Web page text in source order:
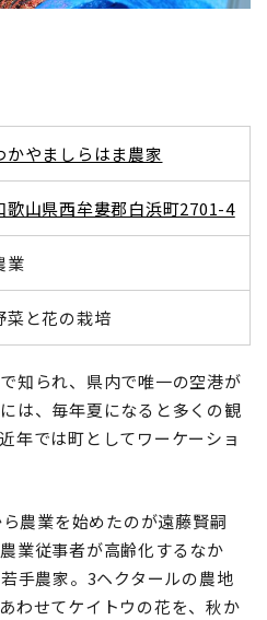
かやましらはま農家
歌山県西牟婁郡白浜町2701-4
業
菜と花の栽培
知られ、県内で唯一の空港が
は、毎年夏になると多くの観
年では町としてワーケーショ
農業を始めたのが遠藤賢嗣
業従事者が高齢化するなか
手農家。3ヘクタールの農地
わせてケイトウの花を、秋か